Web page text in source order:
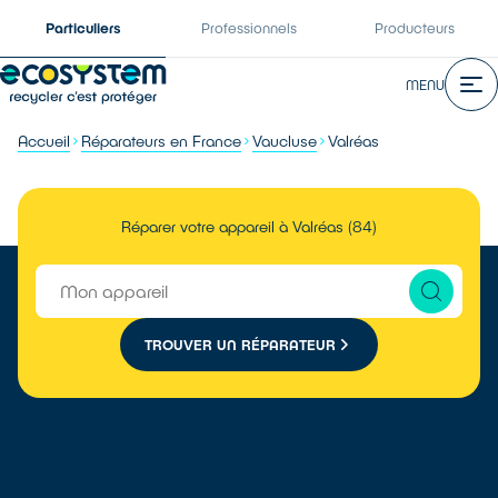
Particuliers Professionnels Producteurs
MENU
Accueil Réparateurs en France Vaucluse Valréas
Réparer votre appareil à Valréas (84)
TROUVER UN RÉPARATEUR